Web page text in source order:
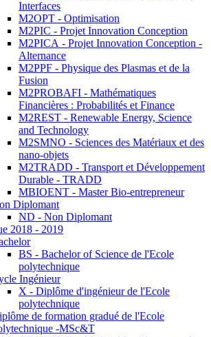
Interfaces
M2OPT - Optimisation
M2PIC - Projet Innovation Conception
M2PICA - Projet Innovation Conception -
Alternance
M2PPF - Physique des Plasmas et de la
Fusion
M2PROBAFI - Mathématiques
Financières : Probabilités et Finance
M2REST - Renewable Energy, Science
and Technology
M2SMNO - Sciences des Matériaux et des
nano-objets
M2TRADD - Transport et Développement
Durable - TRADD
MBIOENT - Master Bio-entrepreneur
Diplomant
ND - Non Diplomant
2018 - 2019
BS - Bachelor of Science de l'Ecole
polytechnique
Ingénieur
X - Diplôme d'ingénieur de l'Ecole
polytechnique
de formation gradué de l'Ecole
-MSc&T